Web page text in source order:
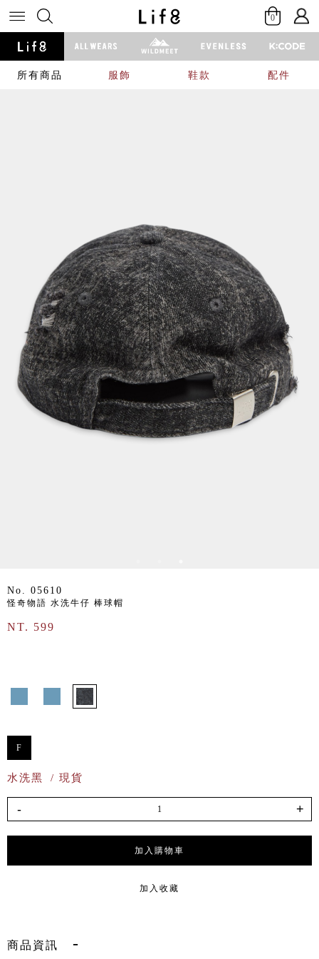
0
所有商品 服飾 鞋款 配件
No. 05610
怪奇物語 水洗牛仔 棒球帽
NT. 599
F
水洗黑 / 現貨
- +
加入購物車
加入收藏
商品資訊